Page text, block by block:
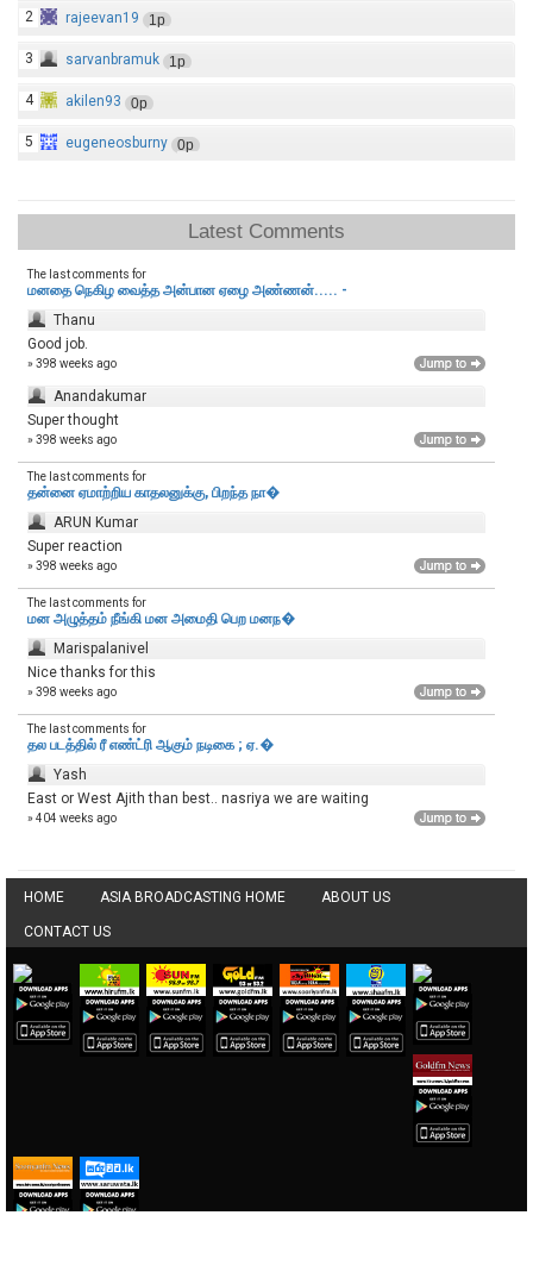
2 rajeevan19 1p
3 sarvanbramuk 1p
4 akilen93 0p
5 eugeneosburny 0p
Latest Comments
The last comments for
மனதை நெகிழ வைத்த அன்பான ஏழை அண்ணன்..... -
Thanu
Good job.
» 398 weeks ago
Anandakumar
Super thought
» 398 weeks ago
The last comments for
தன்னை ஏமாற்றிய காதலனுக்கு, பிறந்த நா�
ARUN Kumar
Super reaction
» 398 weeks ago
The last comments for
மன அழுத்தம் நீங்கி மன அமைதி பெற‌ மனந�
Marispalanivel
Nice thanks for this
» 398 weeks ago
The last comments for
தல படத்தில் ரீ எண்ட்ரி ஆகும் நடிகை ; ஏ.�
Yash
East or West Ajith than best.. nasriya we are waiting
» 404 weeks ago
HOME ASIA BROADCASTING HOME ABOUT US
CONTACT US